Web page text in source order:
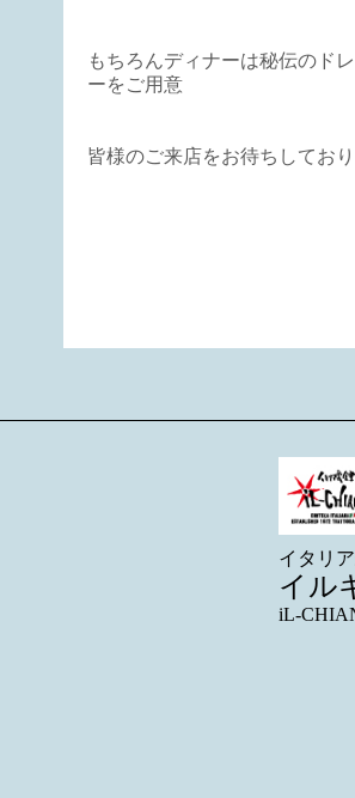
もちろんディナーは秘伝のド
ーをご用意
皆様のご来店をお待ちしており
イタリ
イル
iL-